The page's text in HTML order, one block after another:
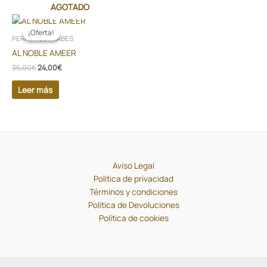
¡Oferta!
AGOTADO
¡Oferta!
PERFUMES ÁRABES
AL NOBLE AMEER
35,00€
El
precio
original
era:
35,00€.
24,00€
El
actual
24,00€.
Leer más
Aviso Legal
Politica de privacidad
Términos y condiciones
Política de Devoluciones
Política de cookies